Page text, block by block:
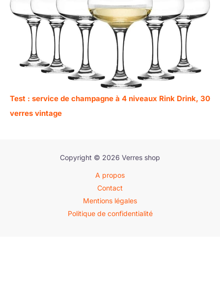
Test : service de champagne à 4 niveaux Rink Drink, 30
verres vintage
Copyright © 2026 Verres shop
A propos
Contact
Mentions légales
Politique de confidentialité